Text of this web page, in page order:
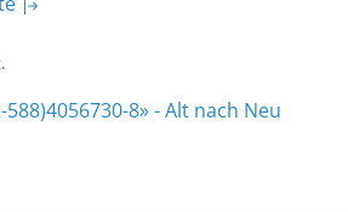
588)4056730-8» - Alt nach Neu